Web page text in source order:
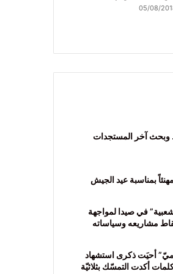
05/08/
وبحث آخر المستجدات
بمناسبة عيد الجيش
في صيدا لمواجهة
مشاريعه وسياساته
أحيَت ذكرى استشهاد
أكدت التمسّك بثلاثيّة